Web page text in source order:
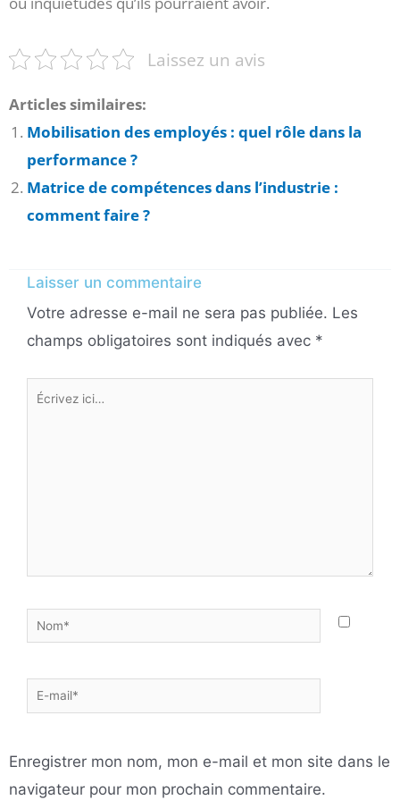
Laissez un avis
Articles similaires:
Mobilisation des employés : quel rôle dans la
performance ?
Matrice de compétences dans l’industrie :
comment faire ?
Laisser un commentaire
Votre adresse e-mail ne sera pas publiée. Les
champs obligatoires sont indiqués avec *
Écrivez
Nom*
E-
mail*
Enregistrer mon nom, mon e-mail et mon site dans le
navigateur pour mon prochain commentaire.